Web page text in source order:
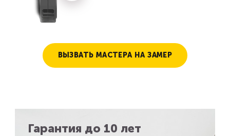
ВЫЗВАТЬ МАСТЕРА НА ЗАМЕР
Гарантия до 10 лет